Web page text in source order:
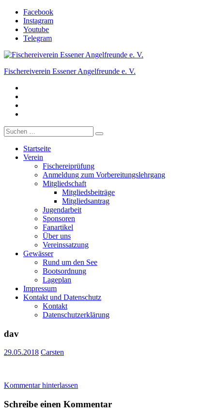
Zum
Inhalt
springen
Facebook
Instagram
Youtube
Telegram
Fischereiverein Essener Angelfreunde e. V.
Der Angelverein in Essen.
Suche
nach:
Startseite
Verein
Fischereiprüfung
Anmeldung zum Vorbereitungslehrgang
Mitgliedschaft
Mitgliedsbeiträge
Mitgliedsantrag
Jugendarbeit
Sponsoren
Fanartikel
Über uns
Vereinssatzung
Gewässer
Rund um den See
Bootsordnung
Lageplan
Impressum
Kontakt und Datenschutz
Kontakt
Datenschutzerklärung
dav
29.05.2018 Carsten
Kommentar hinterlassen
Schreibe einen Kommentar